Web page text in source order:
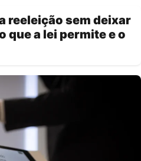
reeleição sem deixar
que a lei permite e o